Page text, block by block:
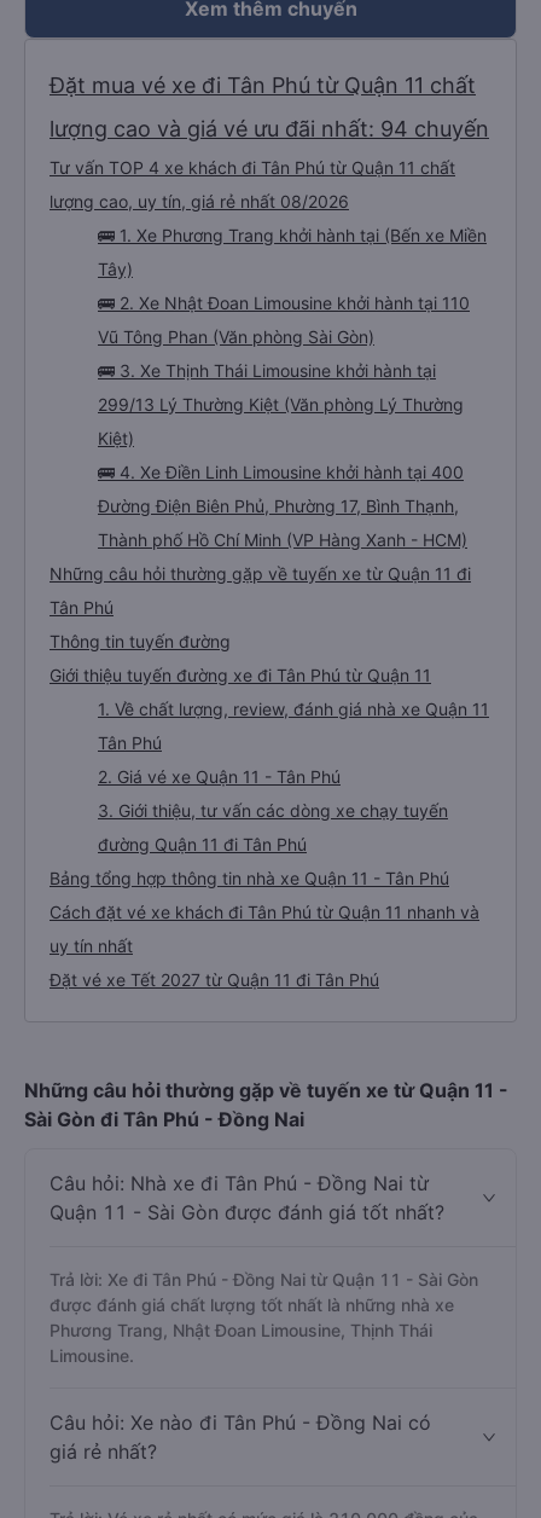
Xem thêm chuyến
Đặt mua vé xe đi Tân Phú từ Quận 11 chất
lượng cao và giá vé ưu đãi nhất: 94 chuyến
Tư vấn TOP 4 xe khách đi Tân Phú từ Quận 11 chất
lượng cao, uy tín, giá rẻ nhất 08/2026
🚌 1. Xe Phương Trang khởi hành tại (Bến xe Miền
Tây)
🚌 2. Xe Nhật Đoan Limousine khởi hành tại 110
Vũ Tông Phan (Văn phòng Sài Gòn)
🚌 3. Xe Thịnh Thái Limousine khởi hành tại
299/13 Lý Thường Kiệt (Văn phòng Lý Thường
Kiệt)
🚌 4. Xe Điền Linh Limousine khởi hành tại 400
Đường Điện Biên Phủ, Phường 17, Bình Thạnh,
Thành phố Hồ Chí Minh (VP Hàng Xanh - HCM)
Những câu hỏi thường gặp về tuyến xe từ Quận 11 đi
Tân Phú
Thông tin tuyến đường
Giới thiệu tuyến đường xe đi Tân Phú từ Quận 11
1. Về chất lượng, review, đánh giá nhà xe Quận 11
Tân Phú
2. Giá vé xe Quận 11 - Tân Phú
3. Giới thiệu, tư vấn các dòng xe chạy tuyến
đường Quận 11 đi Tân Phú
Bảng tổng hợp thông tin nhà xe Quận 11 - Tân Phú
Cách đặt vé xe khách đi Tân Phú từ Quận 11 nhanh và
uy tín nhất
Đặt vé xe Tết 2027 từ Quận 11 đi Tân Phú
Những câu hỏi thường gặp về tuyến xe từ Quận 11 -
Sài Gòn đi Tân Phú - Đồng Nai
Câu hỏi: Nhà xe đi Tân Phú - Đồng Nai từ
Quận 11 - Sài Gòn được đánh giá tốt nhất?
Trả lời: Xe đi Tân Phú - Đồng Nai từ Quận 11 - Sài Gòn
được đánh giá chất lượng tốt nhất là những nhà xe
Phương Trang, Nhật Đoan Limousine, Thịnh Thái
Limousine.
Câu hỏi: Xe nào đi Tân Phú - Đồng Nai có
giá rẻ nhất?